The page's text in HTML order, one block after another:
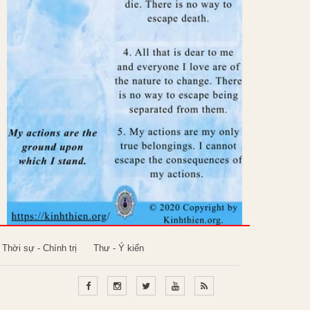
Thời sự - Chính trị Thư - Ý kiến